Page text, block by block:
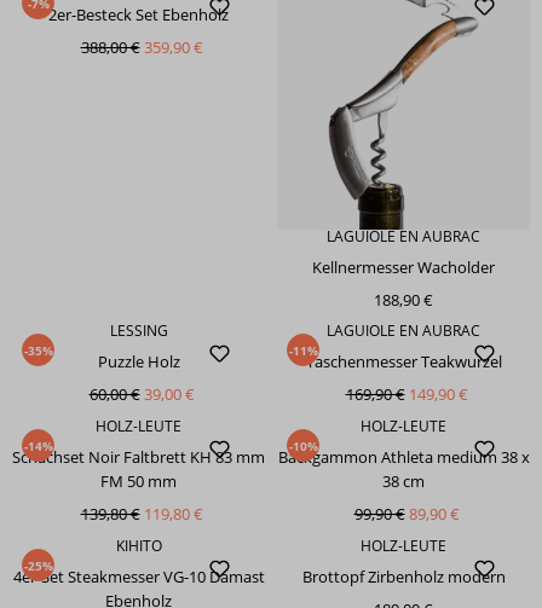
2er-Besteck Set Ebenholz
388,00 €359,90 €
LAGUIOLE EN AUBRAC
Kellnermesser Wacholder
188,90 €
-35%
LESSING
Puzzle Holz
60,00 €39,00 €
-11%
LAGUIOLE EN AUBRAC
Taschenmesser Teakwurzel
169,90 € 149,90 €
-14%
HOLZ-LEUTE
Schachset Noir Faltbrett KH 83 mm
FM 50 mm
139,80 € 119,80 €
-10%
HOLZ-LEUTE
Backgammon Athleta medium 38 x
38 cm
99,90 €89,90 €
-25%
KIHITO
4er-Set Steakmesser VG-10 Damast
Ebenholz
HOLZ-LEUTE
Brottopf Zirbenholz modern